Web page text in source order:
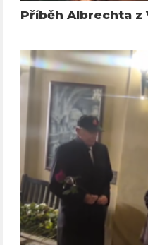
Příběh Albrechta z